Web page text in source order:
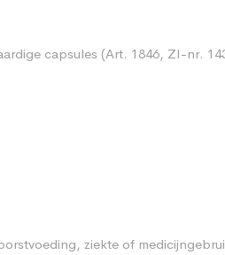
capsules (Art. 1846, ZI-nr.
ziekte of